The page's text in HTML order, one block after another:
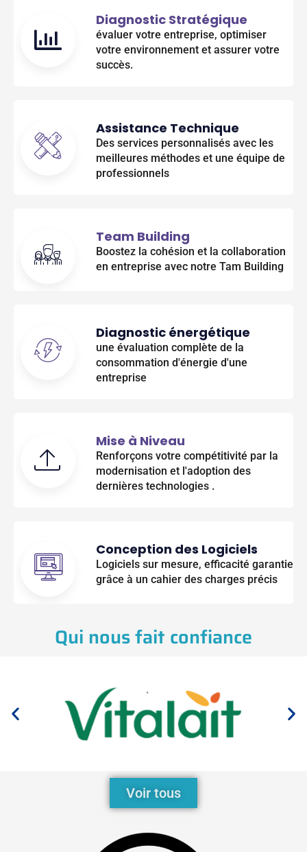
Diagnostic Stratégique
évaluer votre entreprise, optimiser
votre environnement et assurer votre
succès.
Assistance Technique
Des services personnalisés avec les
meilleures méthodes et une équipe de
professionnels
Team Building
Boostez la cohésion et la collaboration
en entreprise avec notre Tam Building
Diagnostic énergétique
une évaluation complète de la
consommation d'énergie d'une
entreprise
Mise à Niveau
Renforçons votre compétitivité par la
modernisation et l'adoption des
dernières technologies .
Conception des Logiciels
Logiciels sur mesure, efficacité garantie
grâce à un cahier des charges précis
Qui nous fait confiance
Voir tous